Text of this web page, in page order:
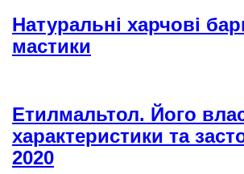
Натуральні харчові
мастики
Етилмальтол. Його
характеристики та
2020